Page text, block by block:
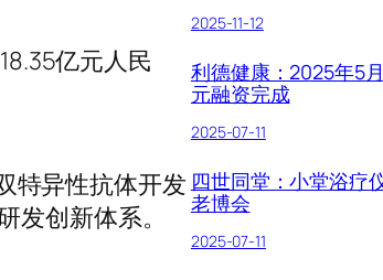
亿元人民
特异性抗体开发
创新体系。
2025-11-12
利德健康：2025年5
元融资完成
2025-07-11
四世同堂：小堂浴疗
老博会
2025-07-11